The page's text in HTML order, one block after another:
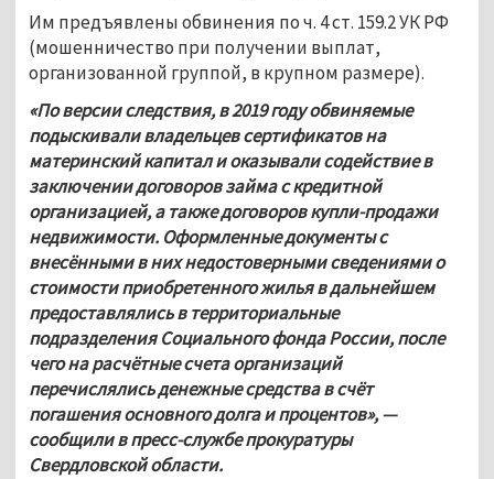
Им предъявлены обвинения по ч. 4 ст. 159.2 УК РФ
(мошенничество при получении выплат,
организованной группой, в крупном размере).
«По версии следствия, в 2019 году обвиняемые
подыскивали владельцев сертификатов на
материнский капитал и оказывали содействие в
заключении договоров займа с кредитной
организацией, а также договоров купли-продажи
недвижимости. Оформленные документы с
внесёнными в них недостоверными сведениями о
стоимости приобретенного жилья в дальнейшем
предоставлялись в территориальные
подразделения Социального фонда России, после
чего на расчётные счета организаций
перечислялись денежные средства в счёт
погашения основного долга и процентов», —
сообщили в пресс-службе прокуратуры
Свердловской области.